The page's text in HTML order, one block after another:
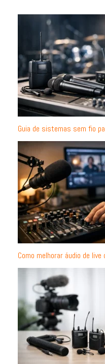
Guia de sistemas sem fio
Como melhorar áudio de